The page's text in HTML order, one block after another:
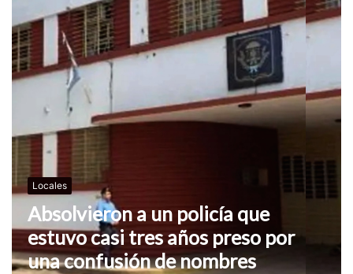
Locales
Absolvieron a un policía que
estuvo casi tres años preso por
una confusión de nombres